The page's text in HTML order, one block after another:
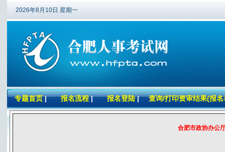
2026年8月10日 星期一
专题首页 | 报名流程| 报名登陆 | 查询/打印资审结果(报名
合肥市政协办公